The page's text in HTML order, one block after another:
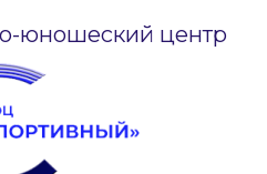
юношеский центр